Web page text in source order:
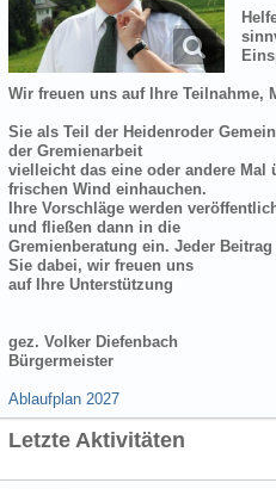
Wir freuen uns auf Ihre Teilnahme,
Sie als Teil der Heidenroder
der Gremienarbeit
vielleicht das eine oder andere Mal
frischen Wind einhauchen.
Ihre Vorschläge werden
und fließen dann in die
Gremienberatung ein. Jeder
Sie dabei, wir freuen uns
auf Ihre Unterstützung
gez. Volker Diefenbach
Bürgermeister
Ablaufplan 2027
Letzte Aktivitäten